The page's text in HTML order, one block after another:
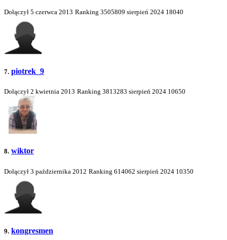
Dołączył 5 czerwca 2013 Ranking 3505809 sierpień 2024 18040
7. piotrek_9
Dołączył 2 kwietnia 2013 Ranking 3813283 sierpień 2024 10650
8. wiktor
Dołączył 3 października 2012 Ranking 614062 sierpień 2024 10350
9. kongresmen